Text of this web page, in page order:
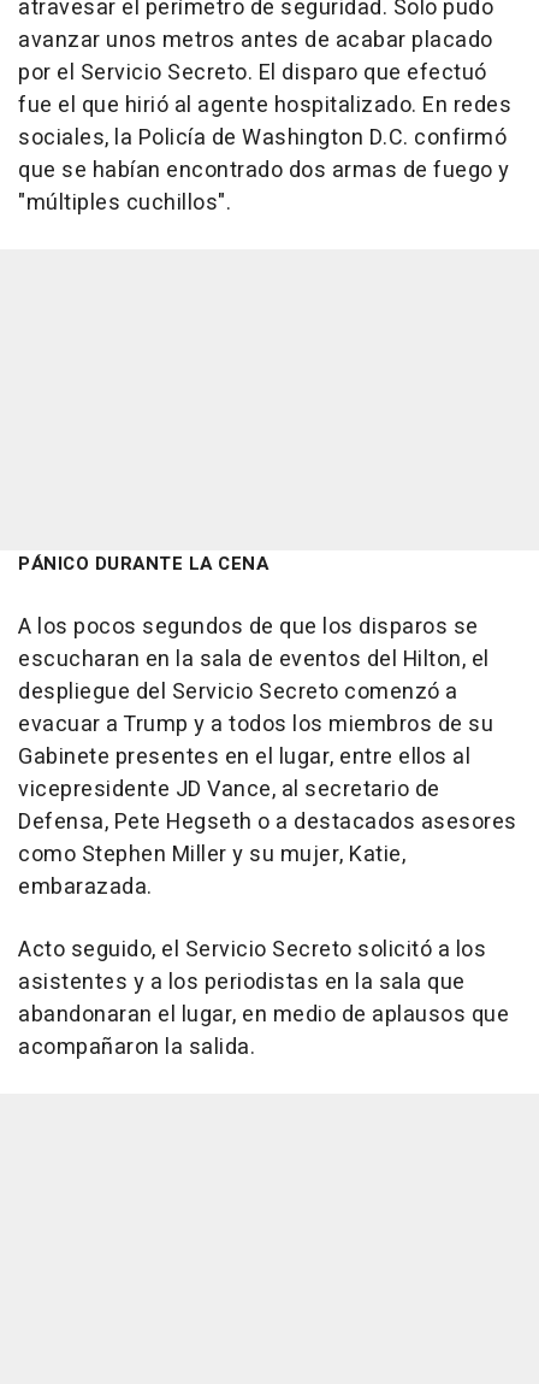
atravesar el perímetro de seguridad. Solo pudo
avanzar unos metros antes de acabar placado
por el Servicio Secreto. El disparo que efectuó
fue el que hirió al agente hospitalizado. En redes
sociales, la Policía de Washington D.C. confirmó
que se habían encontrado dos armas de fuego y
"múltiples cuchillos".
PÁNICO DURANTE LA CENA
A los pocos segundos de que los disparos se
escucharan en la sala de eventos del Hilton, el
despliegue del Servicio Secreto comenzó a
evacuar a Trump y a todos los miembros de su
Gabinete presentes en el lugar, entre ellos al
vicepresidente JD Vance, al secretario de
Defensa, Pete Hegseth o a destacados asesores
como Stephen Miller y su mujer, Katie,
embarazada.
Acto seguido, el Servicio Secreto solicitó a los
asistentes y a los periodistas en la sala que
abandonaran el lugar, en medio de aplausos que
acompañaron la salida.